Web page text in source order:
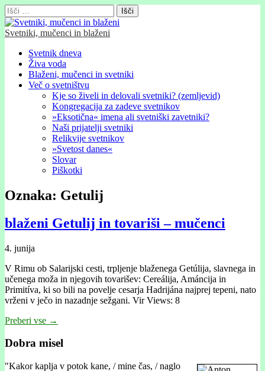
Išči:
Svetniki, mučenci in blaženi
Glavni
meni
Skip
content
Svetnik dneva
Živa voda
Blaženi, mučenci in svetniki
Več o svetništvu
Kje so živeli in delovali svetniki? (zemljevid)
Kongregacija za zadeve svetnikov
»Eksotična« imena ali svetniški zavetniki?
Naši prijatelji svetniki
Relikvije svetnikov
»Svetost danes«
Slovar
Piškotki
Oznaka: Getulij
blaženi Getulij in tovariši – mučenci
4. junija
V Rimu ob Salarijski cesti, trpljenje blaženega Getúlija, slavnega in
učenega moža in njegovih tovarišev: Cereálija, Amáncija in
Primitíva, ki so bili na povelje cesarja Hadrijána najprej tepeni, nato
vrženi v ječo in nazadnje sežgani. Vir Views: 8
Preberi vse →
Dobra misel
"Kakor kaplja v potok kane, / mine čas, / naglo